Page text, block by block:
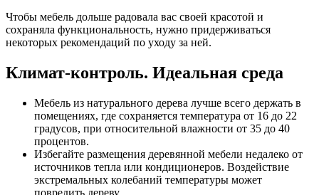
Чтобы мебель дольше радовала вас своей красотой и
сохраняла функциональность, нужно придерживаться
некоторых рекомендаций по уходу за ней.
Климат-контроль. Идеальная среда
Мебель из натурального дерева лучше всего держать в
помещениях, где сохраняется температура от 16 до 22
градусов, при относительной влажности от 35 до 40
процентов.
Избегайте размещения деревянной мебели недалеко от
источников тепла или кондиционеров. Воздействие
экстремальных колебаний температуры может
повредить дереву.